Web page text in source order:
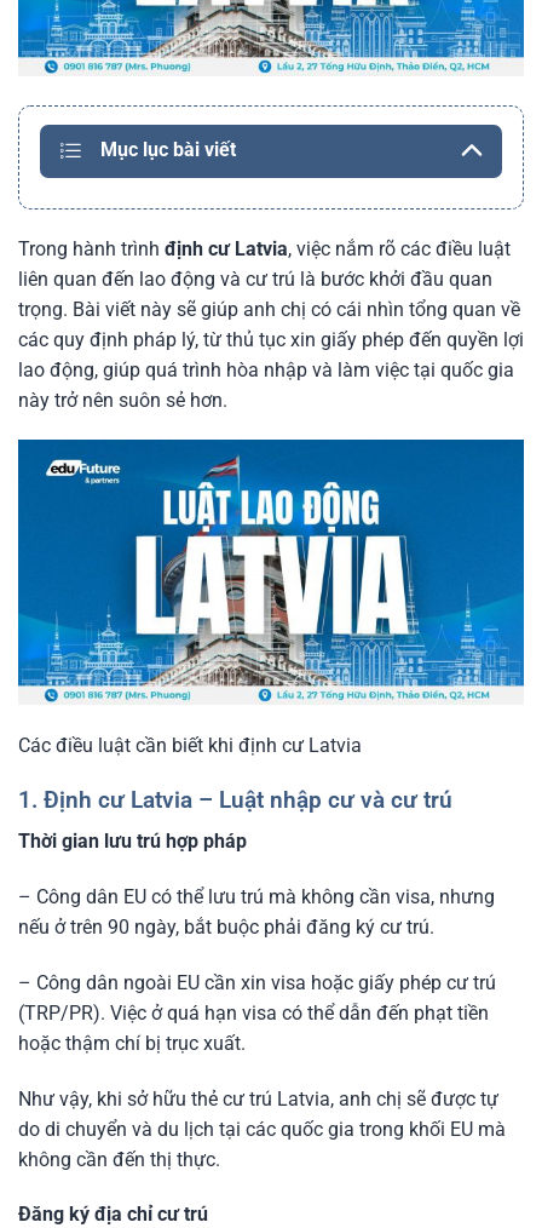
Mục lục bài viết
Trong hành trình định cư Latvia, việc nắm rõ các điều luật
liên quan đến lao động và cư trú là bước khởi đầu quan
trọng. Bài viết này sẽ giúp anh chị có cái nhìn tổng quan về
các quy định pháp lý, từ thủ tục xin giấy phép đến quyền lợi
lao động, giúp quá trình hòa nhập và làm việc tại quốc gia
này trở nên suôn sẻ hơn.
Các điều luật cần biết khi định cư Latvia
1. Định cư Latvia – Luật nhập cư và cư trú
Thời gian lưu trú hợp pháp
– Công dân EU có thể lưu trú mà không cần visa, nhưng
nếu ở trên 90 ngày, bắt buộc phải đăng ký cư trú.
– Công dân ngoài EU cần xin visa hoặc giấy phép cư trú
(TRP/PR). Việc ở quá hạn visa có thể dẫn đến phạt tiền
hoặc thậm chí bị trục xuất.
Như vậy, khi sở hữu thẻ cư trú Latvia, anh chị sẽ được tự
do di chuyển và du lịch tại các quốc gia trong khối EU mà
không cần đến thị thực.
Đăng ký địa chỉ cư trú